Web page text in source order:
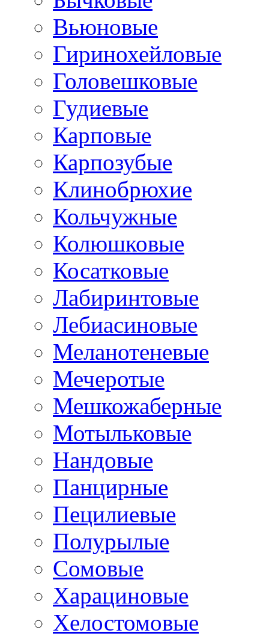
Вьюновые
Гиринохейловые
Головешковые
Гудиевые
Карповые
Карпозубые
Клинобрюхие
Кольчужные
Колюшковые
Косатковые
Лабиринтовые
Лебиасиновые
Меланотеневые
Мечеротые
Мешкожаберные
Мотыльковые
Нандовые
Панцирные
Пецилиевые
Полурылые
Сомовые
Харациновые
Хелостомовые